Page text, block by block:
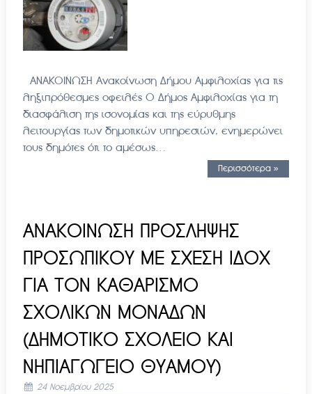
ΑΝΑΚΟΙΝΩΣΗ Ανακοίνωση Δήμου Αμφιλοχίας για τις
ληξιπρόθεσμες οφειλές Ο Δήμος Αμφιλοχίας για τη
διασφάλιση της ισονομίας και της εύρυθμης
λειτουργίας των δημοτικών υπηρεσιών, ενημερώνει
τους δημότες ότι το αμέσως…
Περισσότερα »
ΑΝΑΚΟΙΝΩΣΗ ΠΡΟΣΛΗΨΗΣ
ΠΡΟΣΩΠΙΚΟΥ ΜΕ ΣΧΕΣΗ ΙΔΟΧ
ΓΙΑ ΤΟΝ ΚΑΘΑΡΙΣΜΟ
ΣΧΟΛΙΚΩΝ ΜΟΝΑΔΩΝ
(ΔΗΜΟΤΙΚΟ ΣΧΟΛΕΙΟ ΚΑΙ
ΝΗΠΙΑΓΩΓΕΙΟ ΘΥΑΜΟΥ)
24 Νοεμβρίου 2025